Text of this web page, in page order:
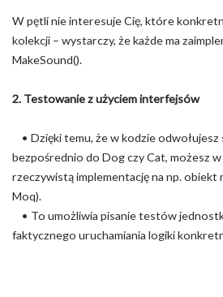
W pętli nie interesuje Cię, które
kolekcji – wystarczy, że każde ma
MakeSound().
2. Testowanie z użyciem interfejsów
• Dzięki temu, że w kodzie odwołujesz
bezpośrednio do Dog czy Cat, możesz
rzeczywistą implementację na np. obiekt
Moq).
• To umożliwia pisanie testów
faktycznego uruchamiania logiki